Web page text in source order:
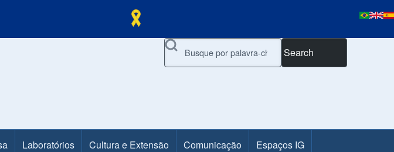
Search
Laboratórios Cultura e Extensão Comunicação Espaços IG